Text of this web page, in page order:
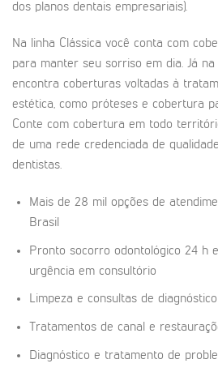
dos planos dentais empresariais).
Na linha Clássica você conta com
para manter seu sorriso em dia. Já na
encontra coberturas voltadas à
estética, como próteses e cobertura
Conte com cobertura em todo
de uma rede credenciada de
dentistas.
Mais de 28 mil opções de
Brasil
Pronto socorro odontológico 24 h
urgência em consultório
Limpeza e consultas de
Tratamentos de canal e
Diagnóstico e tratamento de